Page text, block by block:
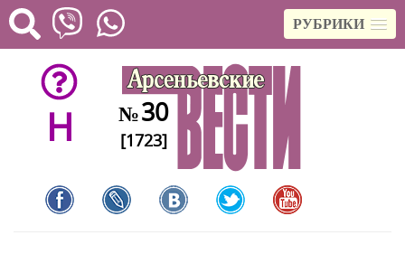
РУБРИКИ
H №30
[1723]